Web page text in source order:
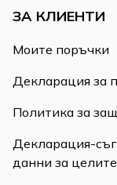
ЗА КЛИЕНТИ
Моите поръчки
Декларация за
Политика за
Декларация-
данни за